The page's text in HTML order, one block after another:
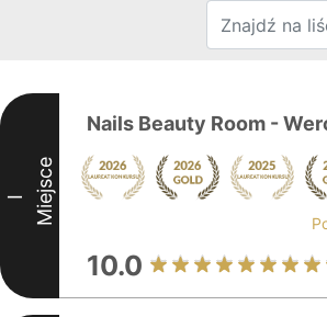
I Miejsce
Nails Beauty Room -
10.0